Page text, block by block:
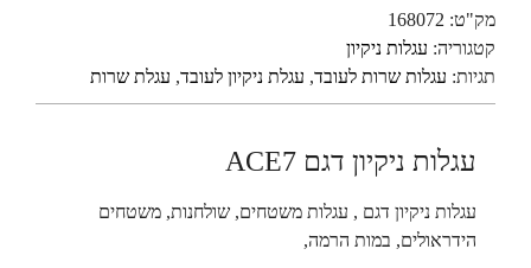
מק"ט: 168072
קטגוריה: עגלות ניקיון
תגיות: עגלות שרות לעובד, עגלת ניקיון לעובד, עגלת שרות
עגלות ניקיון דגם ACE7
עגלות ניקיון דגם , עגלות משטחים, שולחנות, משטחים
הידראולים, במות הרמה,